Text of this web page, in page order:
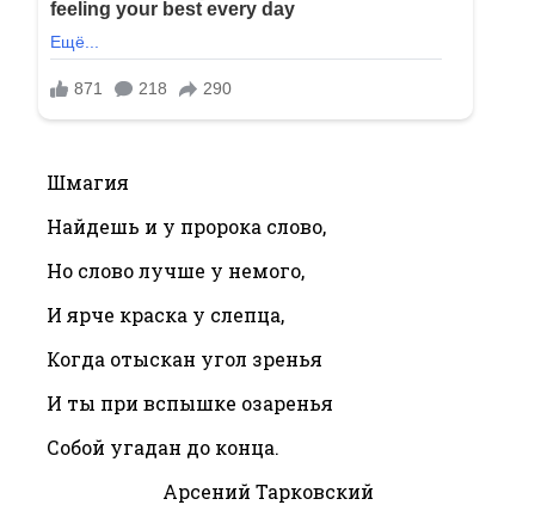
Шмагия
Найдешь и у пророка слово,
Но слово лучше у немого,
И ярче краска у слепца,
Когда отыскан угол зренья
И ты при вспышке озаренья
Собой угадан до конца.
Арсений Тарковский